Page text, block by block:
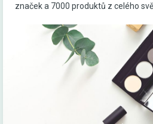
značek a 7000 produktů z celého